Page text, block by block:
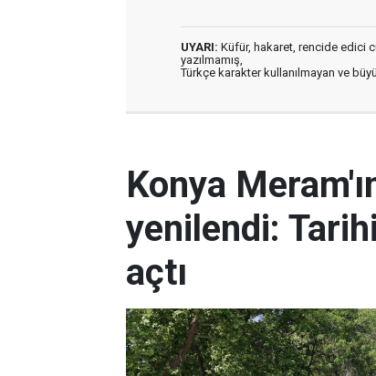
UYARI: Küfür, hakaret, rencide edici
yazılmamış,
Türkçe karakter kullanılmayan ve
Konya
yenilendi:
açtı